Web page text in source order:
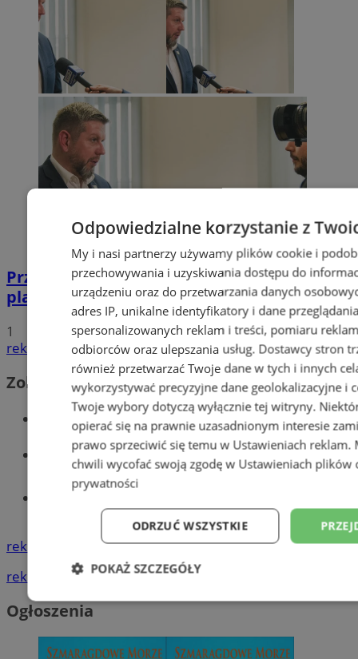
Przyszłość Wodzisławia Śląskiego:
planowane inwestycje na 2025 rok
1
reklama
Zobacz również
Wiadomości kryminalne w Wodzisławiu
Wiadomości lokalne
reklama
reklama
Ogłoszenia
Odpowiedzialne korzystanie z
My i nasi partnerzy używamy plików cookie i
przechowywania i uzyskiwania dostępu do
urządzeniu oraz do przetwarzania danych
adres IP, unikalne identyfikatory i dane
spersonalizowanych reklam i treści, pomiaru
odbiorców oraz ulepszania usług. Dostawcy stron
również przetwarzać Twoje dane w tych i innych
wykorzystywać precyzyjne dane geolokalizacyjne i
Twoje wybory dotyczą wyłącznie tej witryny.
opierać się na prawnie uzasadnionym interesie
prawo sprzeciwić się temu w Ustawieniach reklam.
chwili wycofać swoją zgodę w Ustawieniach plików
prywatności
ODRZUĆ WSZYSTKIE
POKAŻ SZCZEGÓŁY
Niezbędne Wydajność